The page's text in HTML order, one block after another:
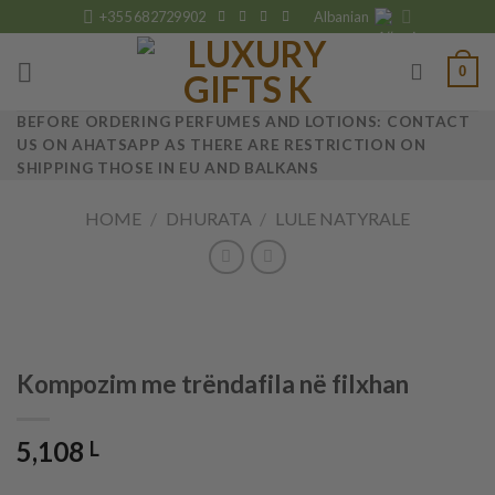
to
content
+355 682729902 Albanian
0
BEFORE ORDERING PERFUMES AND LOTIONS: CONTACT
US ON AHATSAPP AS THERE ARE RESTRICTION ON
SHIPPING THOSE IN EU AND BALKANS
HOME / DHURATA / LULE NATYRALE
Kompozim me trëndafila në filxhan
5,108 L